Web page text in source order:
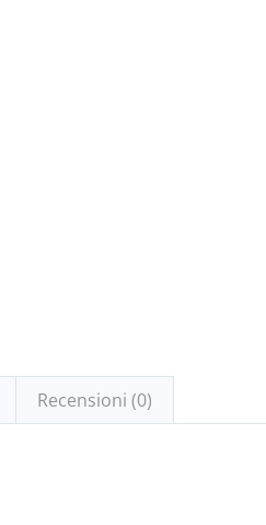
Recensioni (0)